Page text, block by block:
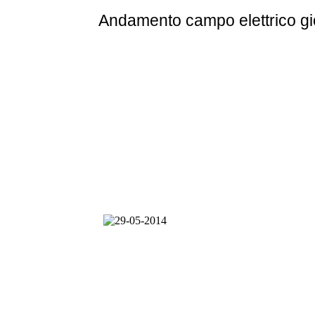
Andamento campo elettrico